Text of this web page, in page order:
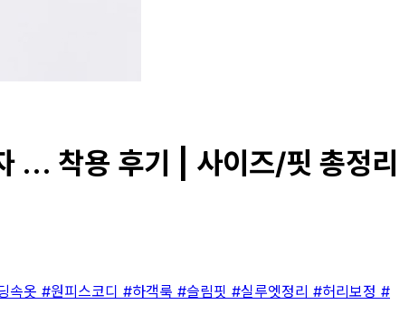
... 착용 후기 | 사이즈/핏 총정리
속옷 #원피스코디 #하객룩 #슬림핏 #실루엣정리 #허리보정 #